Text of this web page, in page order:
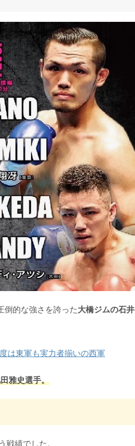
倒的な強さを誇った大橋ジムの石井
は東軍も実力者揃いの西軍
雅史選手。
戦績でした。